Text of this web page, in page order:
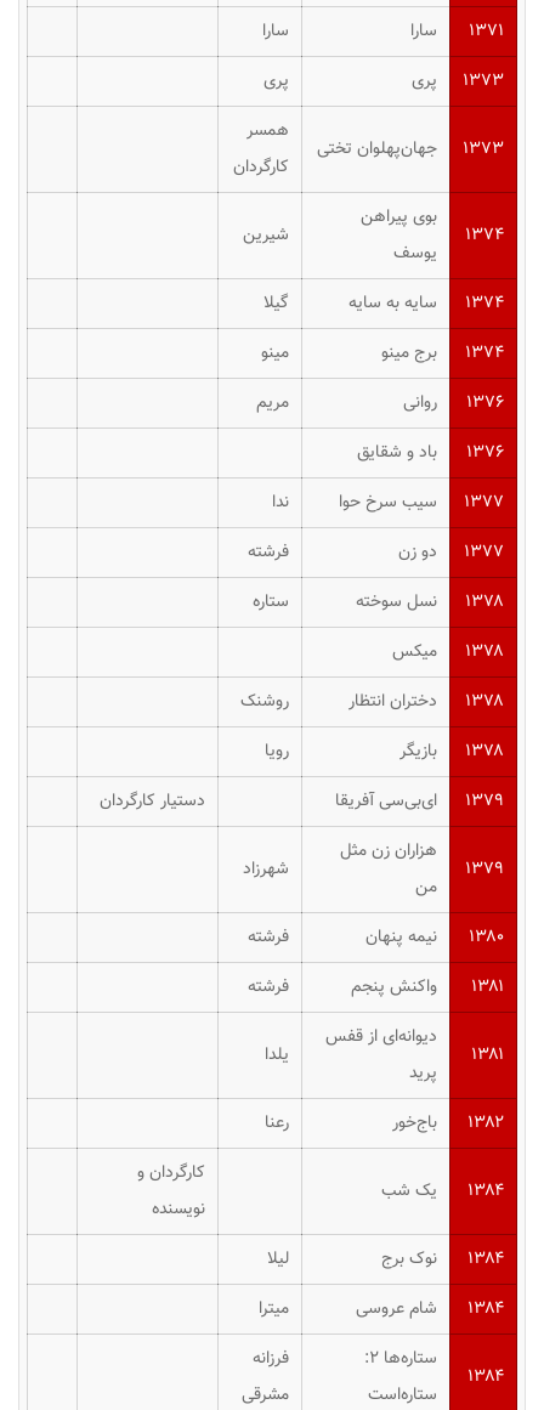
۱۳۷۱
سارا
سارا
۱۳۷۳
پری پری
۱۳۷۳ جهان‌پهلوان تختی
همسر
کارگردان
۱۳۷۴
بوی پیراهن
یوسف
شیرین
۱۳۷۴ سایه به سایه
گیلا
۱۳۷۴
برج مینو
مینو
۱۳۷۶
روانی
مریم
۱۳۷۶
باد و شقایق
۱۳۷۷
سیب سرخ حوا
ندا
۱۳۷۷
دو زن
فرشته
۱۳۷۸
نسل سوخته
ستاره
۱۳۷۸
میکس
۱۳۷۸
دختران انتظار
روشنک
۱۳۷۸
بازیگر
رویا
۱۳۷۹
ای‌بی‌سی آفریقا دستیار کارگردان
۱۳۷۹
هزاران زن مثل
من
شهرزاد
۱۳۸۰ نیمه پنهان
فرشته
۱۳۸۱
واکنش پنجم فرشته
۱۳۸۱
دیوانه‌ای از قفس
پرید
یلدا
۱۳۸۲ باج‌خور رعنا
۱۳۸۴ یک شب
کارگردان و
نویسنده
۱۳۸۴
نوک برج
لیلا
۱۳۸۴
شام عروسی میترا
۱۳۸۴
ستاره‌ها ۲:
ستاره‌است
فرزانه
مشرقی